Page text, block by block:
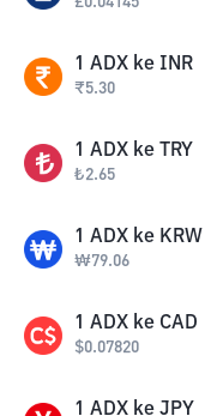
1 ADX ke INR
₹5.30
1 ADX ke TRY
₺2.65
1 ADX ke KRW
₩79.06
1 ADX ke CAD
$0.07820
1 ADX ke JPY